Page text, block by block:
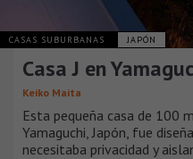
CASAS SUBURBANAS JAPÓN
Casa J en
Keiko Maita
Esta pequeña casa de 100
Yamaguchi, Japón, fue
necesitaba privacidad y